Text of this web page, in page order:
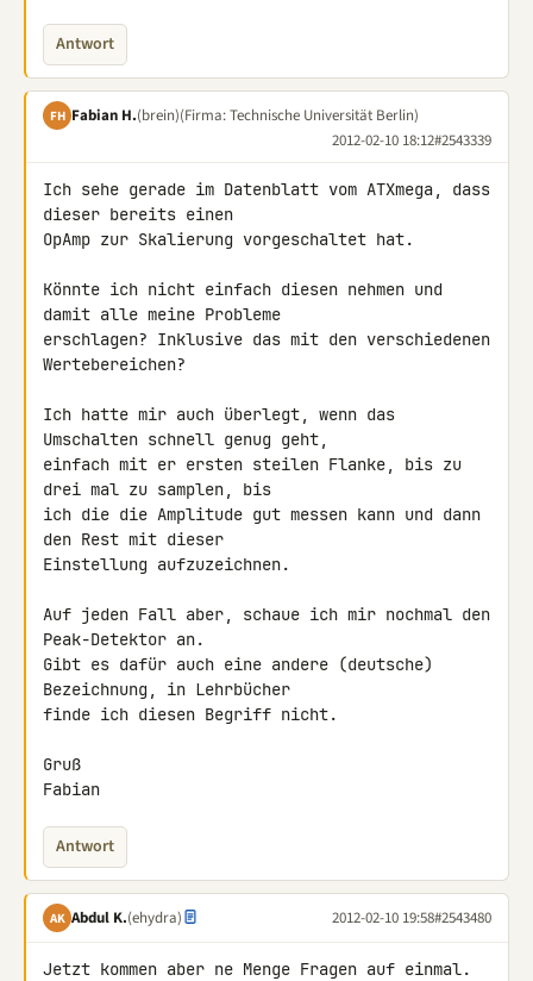
Antwort
FH Fabian H.(brein)(Firma: Technische Universität Berlin)
2012-02-10 18:12#2543339
Ich sehe gerade im Datenblatt vom ATXmega, dass
dieser bereits einen
OpAmp zur Skalierung vorgeschaltet hat.
Könnte ich nicht einfach diesen nehmen und
damit alle meine Probleme
erschlagen? Inklusive das mit den verschiedenen
Wertebereichen?
Ich hatte mir auch überlegt, wenn das
Umschalten schnell genug geht,
einfach mit er ersten steilen Flanke, bis zu
drei mal zu samplen, bis
ich die die Amplitude gut messen kann und dann
den Rest mit dieser
Einstellung aufzuzeichnen.
Auf jeden Fall aber, schaue ich mir nochmal den
Peak-Detektor an.
Gibt es dafür auch eine andere (deutsche)
Bezeichnung, in Lehrbücher
finde ich diesen Begriff nicht.
Gruß
Fabian
Antwort
AK Abdul K.(ehydra) 2012-02-10 19:58#2543480
Jetzt kommen aber ne Menge Fragen auf einmal.